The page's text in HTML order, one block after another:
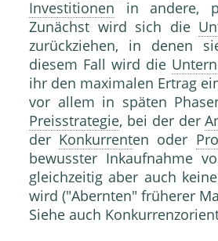
Investitionen in andere,
Zunächst wird sich die
zurückziehen, in denen
diesem Fall wird die
ihr den maximalen Ertrag
vor allem in späten
Preisstrategie, bei der der
der Konkurrenten oder
bewusster Inkaufnahme
gleichzeitig aber auch
wird ("Abernten" früherer
Siehe auch